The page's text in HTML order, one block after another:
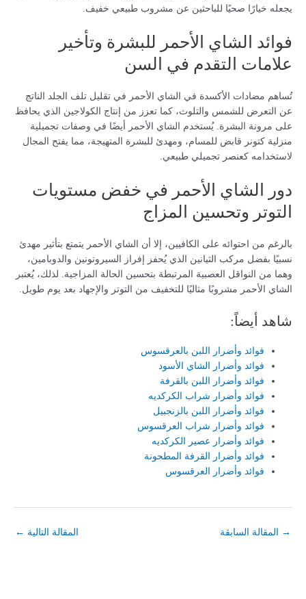
يجعله خيارًا صحيًا للباحثين عن مشروب طبيعي خفيف.
فوائد الشاي الأحمر للبشرة وتأخير
علامات التقدم في السن
تُساهم مضادات الأكسدة في الشاي الأحمر في تقليل تلف الجلد الناتج
عن التعرض للشمس والتلوث، كما تعزز من إنتاج الكولاجين الذي يحافظ
على مرونة البشرة. يُستخدم الشاي الأحمر أيضًا في وصفات تجميلية
منزلية كتونر قابض للمسام، ومهدئ للبشرة المتهيجة، مما يفتح المجال
لاستخدامه كعنصر تجميلي طبيعي.
دور الشاي الأحمر في خفض مستويات
التوتر وتحسين المزاج
بالرغم من احتوائه على الكافيين، إلا أن الشاي الأحمر يتمتع بتأثير مهدئ
نسبيًا بفضل مركب الثيانين الذي يُحفز إفراز السيروتونين والدوبامين،
وهما من النواقل العصبية المرتبطة بتحسين الحالة المزاجية. لذلك، يُعتبر
الشاي الأحمر مشروبًا مثاليًا للتخفيف من التوتر والإجهاد بعد يوم طويل.
شاهد أيضاً:
فوائد وأضرار اللبن بالعرقسوس
فوائد وأضرار الشاي الأسود
فوائد وأضرار اللبن بالقرفة
فوائد وأضرار شراب الكركديه
فوائد وأضرار اللبن بالزنجبيل
فوائد وأضرار شراب العرقسوس
فوائد وأضرار عصير الكركديه
فوائد وأضرار القرفة المطحونة
فوائد وأضرار العرقسوس
→ المقالة السابقة المقالة التالية ←